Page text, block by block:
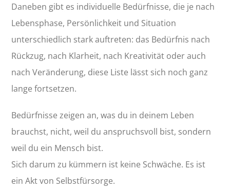
Daneben gibt es individuelle Bedürfnisse, die je nach
Lebensphase, Persönlichkeit und Situation
unterschiedlich stark auftreten: das Bedürfnis nach
Rückzug, nach Klarheit, nach Kreativität oder auch
nach Veränderung, diese Liste lässt sich noch ganz
lange fortsetzen.
Bedürfnisse zeigen an, was du in deinem Leben
brauchst, nicht, weil du anspruchsvoll bist, sondern
weil du ein Mensch bist.
Sich darum zu kümmern ist keine Schwäche. Es ist
ein Akt von Selbstfürsorge.